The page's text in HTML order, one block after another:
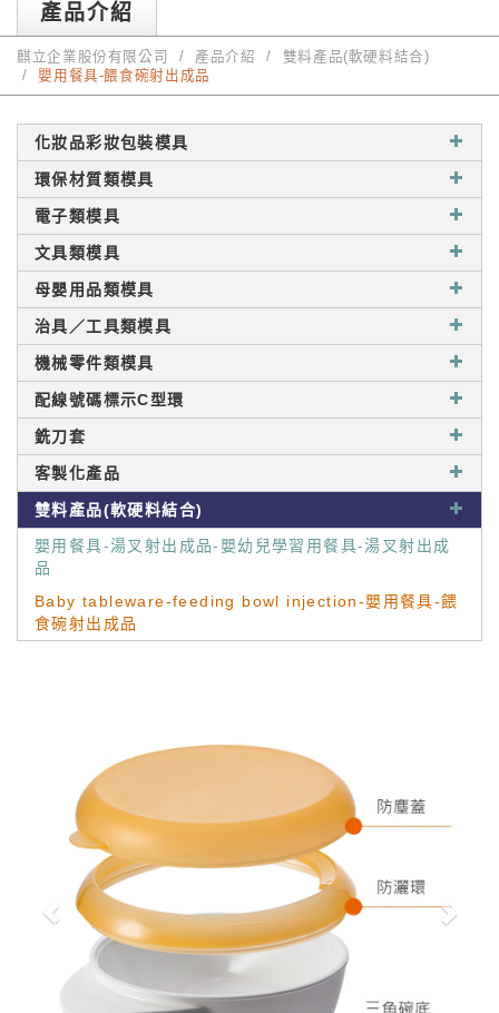
產品介紹
麒立企業股份有限公司 產品介紹
雙料產品(軟硬料結合)
嬰用餐具-餵食碗射出成品
化妝品彩妝包裝模具
環保材質類模具
電子類模具
文具類模具
母嬰用品類模具
治具／工具類模具
機械零件類模具
配線號碼標示C型環
銑刀套
客製化產品
雙料產品(軟硬料結合)
嬰用餐具-湯叉射出成品-嬰幼兒學習用餐具-湯叉射出成
品
Baby tableware-feeding bowl injection-嬰用餐具-餵
食碗射出成品